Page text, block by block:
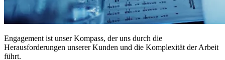
Engagement ist unser Kompass, der uns durch die
Herausforderungen unserer Kunden und die Komplexität der Arbeit
führt.